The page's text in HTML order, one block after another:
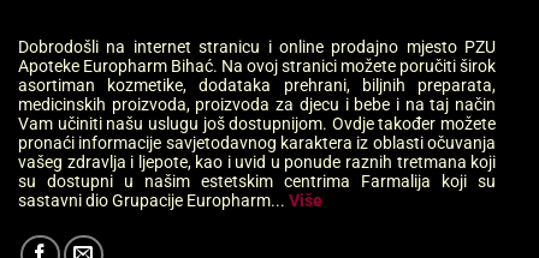
Dobrodošli na internet stranicu i online prodajno mjesto PZU
Apoteke Europharm Bihać. Na ovoj stranici možete poručiti širok
asortiman kozmetike, dodataka prehrani, biljnih preparata,
medicinskih proizvoda, proizvoda za djecu i bebe i na taj način
Vam učiniti našu uslugu još dostupnijom. Ovdje također možete
pronaći informacije savjetodavnog karaktera iz oblasti očuvanja
vašeg zdravlja i ljepote, kao i uvid u ponude raznih tretmana koji
su dostupni u našim estetskim centrima Farmalija koji su
sastavni dio Grupacije Europharm... Više